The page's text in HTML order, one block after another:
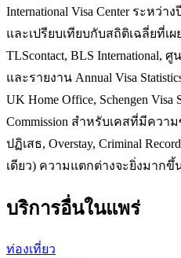
International Visa Center ระหว่า
และเปรียบเทียบกับสถิติเฉลี่ยที่เผ
TLScontact, BLS
และรายงาน Annual Visa
UK Home Office, Schengen Visa
Commission สำหรับเคสที่มีควา
ปฏิเสธ, Overstay, Criminal
เดียว) ความแตกต่างจะยิ่งมากขึ้
บริการอื่นในแพร่
ท่องเที่ยว